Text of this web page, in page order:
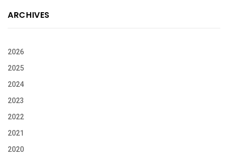
ARCHIVES
2026
2025
2024
2023
2022
2021
2020